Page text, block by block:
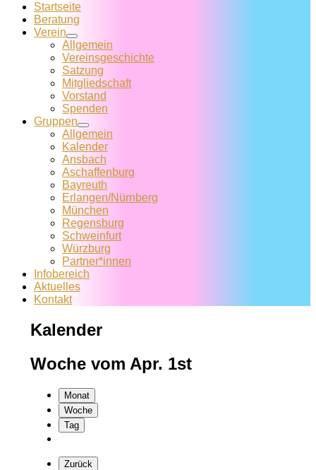
Startseite
Beratung
Verein
Allgemein
Vereins­geschichte
Satzung
Mitglied­schaft
Vorstand
Spenden
Gruppen
Allgemein
Kalender
Ansbach
Aschaffenburg
Bayreuth
Erlangen/Nürnberg
München
Regensburg
Schweinfurt
Würzburg
Partner*innen
Infobereich
Aktuelles
Kontakt
Kalender
Woche vom Apr. 1st
Monat
Woche
Tag
Zurück